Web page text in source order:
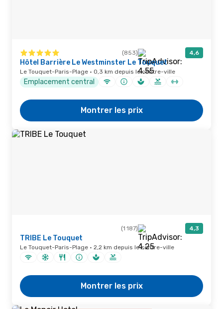
(853) 4,6
Hôtel Barrière Le Westminster Le Touquet
Le Touquet-Paris-Plage · 0,3 km depuis le centre-ville
Emplacement central
Montrer les prix
(1 187) 4,3
TRIBE Le Touquet
Le Touquet-Paris-Plage · 2,2 km depuis le centre-ville
Montrer les prix